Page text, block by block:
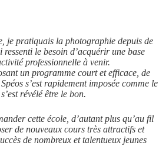
je pratiquais la photographie depuis de
ressenti le besoin d’acquérir une base
professionnelle à venir.
un programme court et efficace, de
s’est rapidement imposée comme le
révélé être le bon.
cette école, d’autant plus qu’au fil
de nouveaux cours très attractifs et
de nombreux et talentueux jeunes